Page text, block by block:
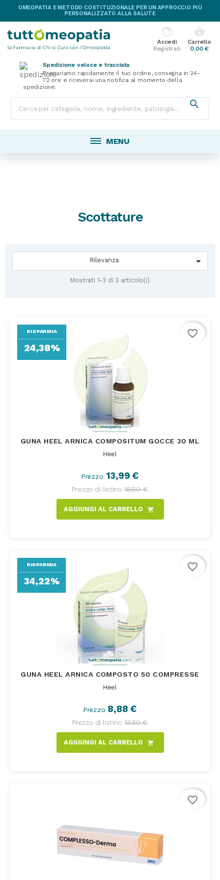
OMEOPATIA E METODO COSTITUZIONALE PER UN APPROCCIO PIÙ
PERSONALIZZATO ALLA SALUTE
shopping_basket
Carrello
0,00 €
face
Accedi
Registrati
Spedizione veloce e tracciata
Prepariamo rapidamente il tuo ordine, consegna in 24–
72 ore e riceverai una notifica al momento della
spedizione.

MENU
Scottature
Rilevanza 
Mostrati 1-3 di 3 articolo(i)
GUNA HEEL ARNICA COMPOSITUM GOCCE 30 ML
Heel
Prezzo 13,99 €
Prezzo di listino 18,50 €
AGGIUNGI AL CARRELLO shopping_cart
RISPARMIA
24,38%
favorite_border
GUNA HEEL ARNICA COMPOSTO 50 COMPRESSE
Heel
Prezzo 8,88 €
Prezzo di listino 13,50 €
AGGIUNGI AL CARRELLO shopping_cart
RISPARMIA
34,22%
favorite_border
favorite_border